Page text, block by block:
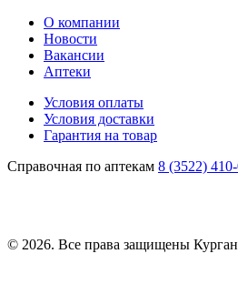
О компании
Новости
Вакансии
Аптеки
Условия оплаты
Условия доставки
Гарантия на товар
Справочная по аптекам 8 (3522)
© 2026. Все права защищены